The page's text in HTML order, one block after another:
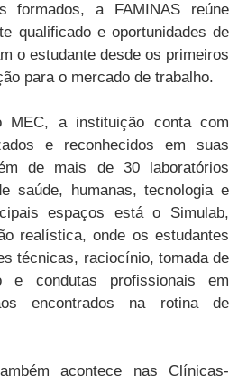
formados, a FAMINAS reúne
qualificado e oportunidades de
o estudante desde os primeiros
para o mercado de trabalho.
MEC, a instituição conta com
e reconhecidos em suas
de mais de 30 laboratórios
saúde, humanas, tecnologia e
espaços está o Simulab,
realística, onde os estudantes
técnicas, raciocínio, tomada de
e condutas profissionais em
encontrados na rotina de
acontece nas Clínicas-